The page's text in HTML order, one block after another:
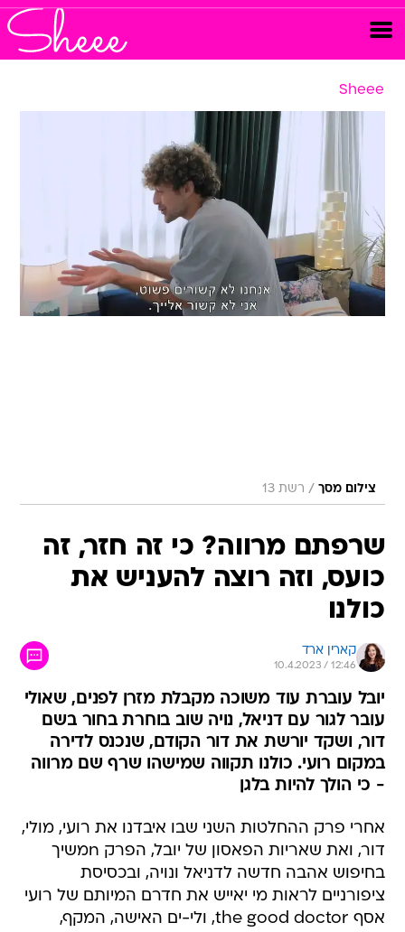
Sheee
צילום מסך / רשת 13
שרפתם מרווה? כי זה חזר, זה
כועס, וזה רוצה להעניש את
כולנו
קארין ארד
10.4.2023 / 12:46
יובל עוברת עוד משוכה מקבלת מזרן לפנים, שאולי
עובר לגור עם דניאל, נויה שוב בוחרת בחור בשם
דור, ושקד יורשת את דור הקודם, שנכנס לדירה
במקום רועי. כולנו תקווה שמישהו שרף שם מרווה
- כי הולך להיות בלגן
אחרי פרק ההחלטות השני שבו איבדנו את רועי, מולי,
דור, ואת שאריות הפאסון של יובל, הפרק nמשיך
בחיפוש אהבה חדשה לדניאל ונויה, ובכסיסת
ציפורניים לראות מי יאייש את חדרם המיותם של רועי
אסף the good doctor, ולי-ים האישה, המקף,